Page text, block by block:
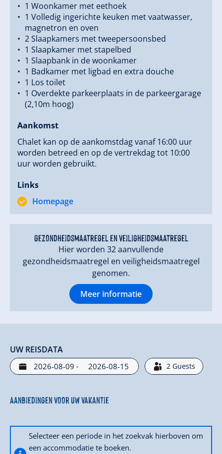
1 Woonkamer met eethoek
1 Volledig ingerichte keuken met vaatwasser,
magnetron en oven
2 Slaapkamers met tweepersoonsbed
1 Slaapkamer met stapelbed
1 Slaapbank in de woonkamer
1 Badkamer met ligbad en extra douche
1 Los toilet
1 Overdekte parkeerplaats in de parkeergarage
(2,10m hoog)
Aankomst
Chalet kan op de aankomstdag vanaf 16:00 uur
worden betreed en op de vertrekdag tot 10:00
uur worden gebruikt.
Links
Homepage
gezondheidsmaatregel en veiligheidsmaatregel
Hier worden 32 aanvullende
gezondheidsmaatregel en veiligheidsmaatregel
genomen.
Meer informatie
UW REISDATA
- 2 Guests
Aanbiedingen voor uw vakantie
Selecteer een periode in het zoekvak hierboven om
een accommodatie te boeken.